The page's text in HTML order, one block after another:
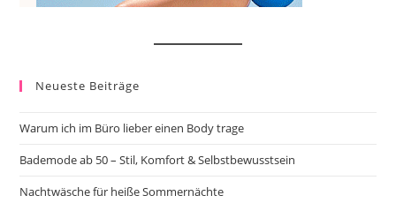
Neueste Beiträge
Warum ich im Büro lieber einen Body trage
Bademode ab 50 – Stil, Komfort & Selbstbewusstsein
Nachtwäsche für heiße Sommernächte